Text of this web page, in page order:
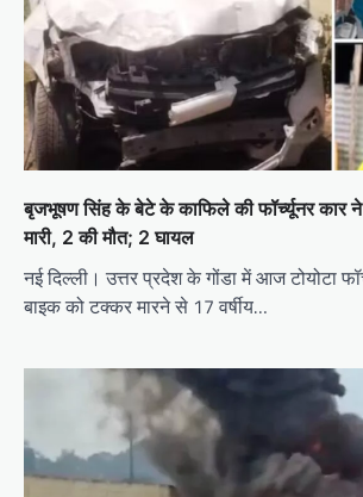
बृजभूषण सिंह के बेटे के काफिले की फॉर्च्यूनर कार
मारी, 2 की मौत; 2 घायल
नई दिल्ली। उत्तर प्रदेश के गोंडा में आज टोयोटा
बाइक को टक्कर मारने से 17 वर्षीय…